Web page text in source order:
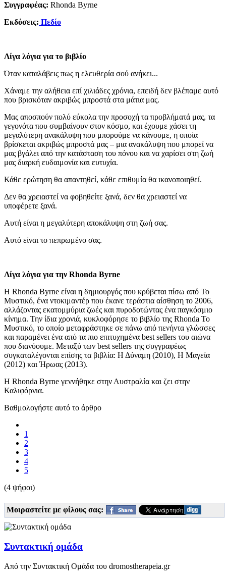
Συγγραφέας: Rhonda Byrne
Εκδόσεις: Πεδίο
Λίγα λόγια για το βιβλίο
Όταν καταλάβεις πως η ελευθερία σού ανήκει...
Χάναμε την αλήθεια επί χιλιάδες χρόνια, επειδή δεν βλέπαμε αυτό
που βρισκόταν ακριβώς μπροστά στα μάτια μας.
Μας αποσπούν πολύ εύκολα την προσοχή τα προβλήματά μας, τα
γεγονότα που συμβαίνουν στον κόσμο, και έχουμε χάσει τη
μεγαλύτερη ανακάλυψη που μπορούμε να κάνουμε, η οποία
βρίσκεται ακριβώς μπροστά μας – μια ανακάλυψη που μπορεί να
μας βγάλει από την κατάσταση του πόνου και να χαρίσει στη ζωή
μας διαρκή ευδαιμονία και ευτυχία.
Κάθε ερώτηση θα απαντηθεί, κάθε επιθυμία θα ικανοποιηθεί.
Δεν θα χρειαστεί να φοβηθείτε ξανά, δεν θα χρειαστεί να
υποφέρετε ξανά.
Αυτή είναι η μεγαλύτερη αποκάλυψη στη ζωή σας.
Αυτό είναι το πεπρωμένο σας.
Λίγα λόγια για την Rhonda Byrne
Η Rhonda Byrne είναι η δημιουργός που κρύβεται πίσω από Το
Μυστικό, ένα ντοκιμαντέρ που έκανε τεράστια αίσθηση το 2006,
αλλάζοντας εκατομμύρια ζωές και πυροδοτώντας ένα παγκόσμιο
κίνημα. Την ίδια χρονιά, κυκλοφόρησε το βιβλίο της Rhonda Το
Μυστικό, το οποίο μεταφράστηκε σε πάνω από πενήντα γλώσσες
και παραμένει ένα από τα πιο επιτυχημένα best sellers του αιώνα
που διανύουμε. Μεταξύ των best sellers της συγγραφέως
συγκαταλέγονται επίσης τα βιβλία: Η Δύναμη (2010), Η Μαγεία
(2012) και Ήρωας (2013).
Η Rhonda Byrne γεννήθηκε στην Αυστραλία και ζει στην
Καλιφόρνια.
Βαθμολογήστε αυτό το άρθρο
1
2
3
4
5
(4 ψήφοι)
Μοιραστείτε με φίλους σας:
Συντακτική ομάδα
Από την Συντακτική Ομάδα του dromostherapeia.gr